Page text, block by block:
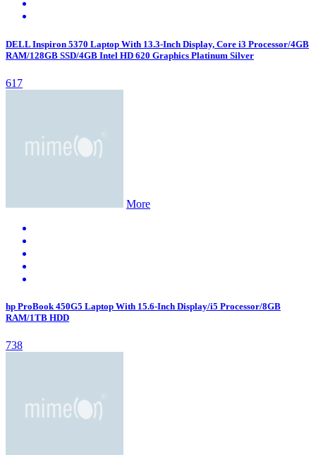
DELL Inspiron 5370 Laptop With 13.3-Inch Display, Core i3 Processor/4GB
RAM/128GB SSD/4GB Intel HD 620 Graphics Platinum Silver
617
More
hp ProBook 450G5 Laptop With 15.6-Inch Display/i5 Processor/8GB
RAM/1TB HDD
738